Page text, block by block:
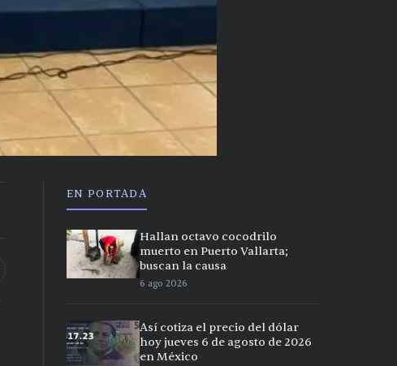
EN PORTADA
Hallan octavo cocodrilo
muerto en Puerto Vallarta;
buscan la causa
6 ago 2026
Así cotiza el precio del dólar
hoy jueves 6 de agosto de 2026
en México